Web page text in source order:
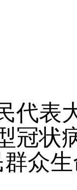
代表
冠状
群众